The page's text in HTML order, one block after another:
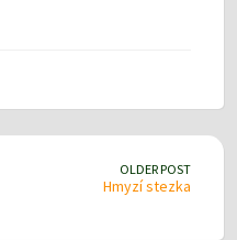
OLDER POST
Hmyzí stezka